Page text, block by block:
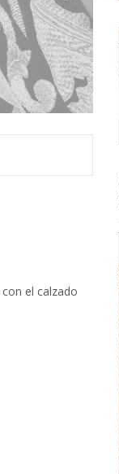
el calzado